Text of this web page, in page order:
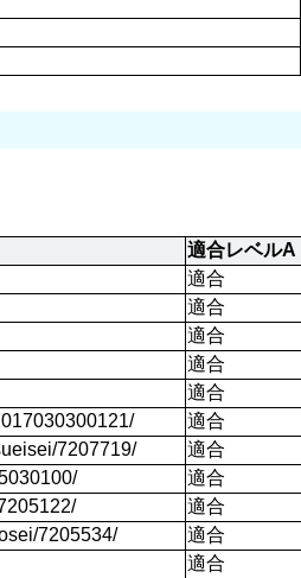
適合レベルA
適合
適合
適合
適合
適合
適合
7207719/
適合
適合
適合
7205534/
適合
適合